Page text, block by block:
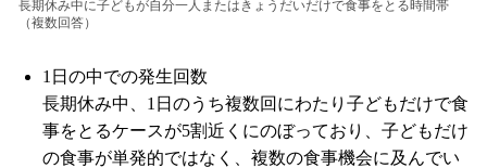
長期休み中に子どもが自分一人またはきょうだいだけで食事をとる時間帯
（複数回答）
1日の中での発生回数
長期休み中、1日のうち複数回にわたり子どもだけで食
事をとるケースが5割近くにのぼっており、子どもだけ
の食事が単発的ではなく、複数の食事機会に及んでい